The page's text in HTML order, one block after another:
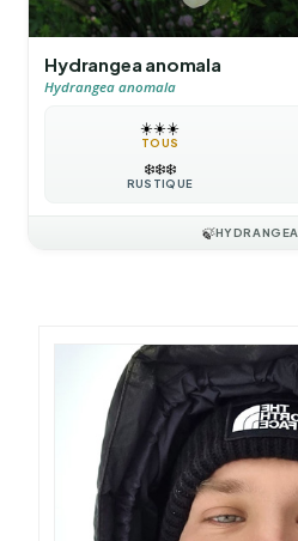
Hydrangea anomala
Hydrangea anomala
☀️☀️☀️
TOUS
❄️❄️❄️
RUSTIQUE
🍃